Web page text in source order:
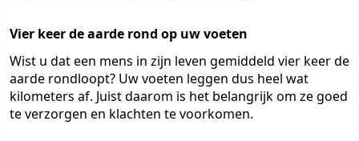
Vier keer de aarde rond op uw voeten
Wist u dat een mens in zijn leven gemiddeld vier keer de
aarde rondloopt? Uw voeten leggen dus heel wat
kilometers af. Juist daarom is het belangrijk om ze goed
te verzorgen en klachten te voorkomen.